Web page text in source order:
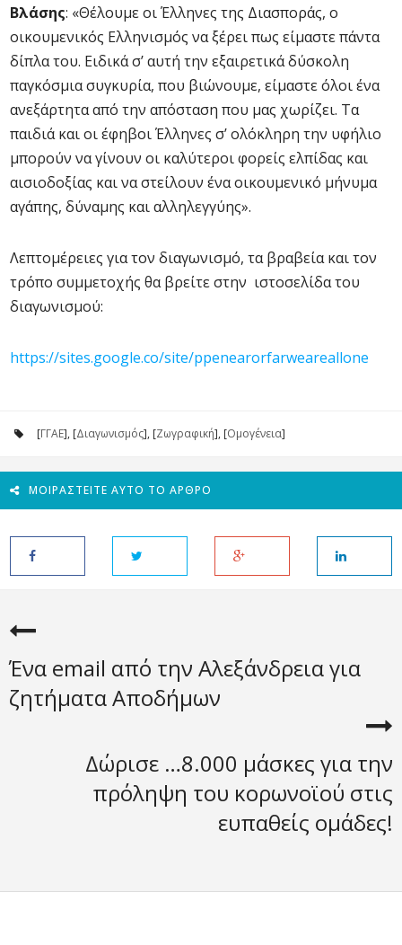
Βλάσης: «Θέλουμε οι Έλληνες της Διασποράς, ο
οικουμενικός Ελληνισμός να ξέρει πως είμαστε πάντα
δίπλα του. Ειδικά σ’ αυτή την εξαιρετικά δύσκολη
παγκόσμια συγκυρία, που βιώνουμε, είμαστε όλοι ένα
ανεξάρτητα από την απόσταση που μας χωρίζει. Τα
παιδιά και οι έφηβοι Έλληνες σ’ ολόκληρη την υφήλιο
μπορούν να γίνουν οι καλύτεροι φορείς ελπίδας και
αισιοδοξίας και να στείλουν ένα οικουμενικό μήνυμα
αγάπης, δύναμης και αλληλεγγύης».
Λεπτομέρειες για τον διαγωνισμό, τα βραβεία και τον
τρόπο συμμετοχής θα βρείτε στην ιστοσελίδα του
διαγωνισμού:
https://sites.google.co/site/ppenearorfarweareallone
[ΓΓΑΕ], [Διαγωνισμός], [Ζωγραφική], [Ομογένεια]
ΜΟΙΡΑΣΤΕΊΤΕ ΑΥΤΌ ΤΟ ΆΡΘΡΟ
Ένα email από την Αλεξάνδρεια για
ζητήματα Αποδήμων
Δώρισε …8.000 μάσκες για την
πρόληψη του κορωνοϊού στις
ευπαθείς ομάδες!